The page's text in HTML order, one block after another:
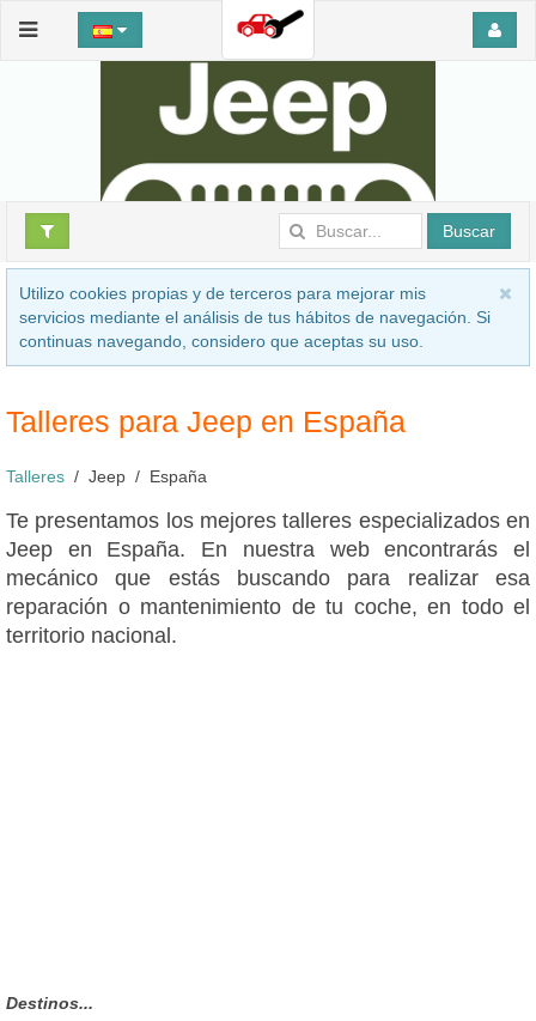
Buscar
Utilizo cookies propias y de terceros para mejorar mis
servicios mediante el análisis de tus hábitos de navegación. Si
continuas navegando, considero que aceptas su uso.
Talleres para Jeep en España
Talleres Jeep España
Te presentamos los mejores talleres especializados en
Jeep en España. En nuestra web encontrarás el
mecánico que estás buscando para realizar esa
reparación o mantenimiento de tu coche, en todo el
territorio nacional.
Destinos...